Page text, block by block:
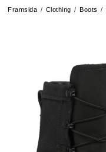
Framsida / Clothing / Boots /